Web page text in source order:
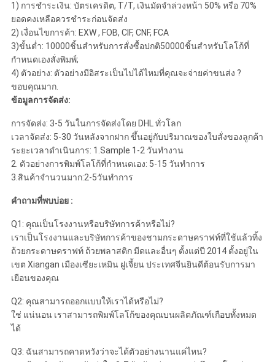
1) การชำระเงิน: บัตรเครดิต, T/T, เงินมัดจำล่วงหน้า 50% หรือ 70%
ยอดคงเหลือควรชำระก่อนจัดส่ง
2) เงื่อนไขการค้า: EXW , FOB, CIF, CNF, FCA
3)ขั้นต่ำ: 10000ชิ้นสำหรับการสั่งซื้อปกติ50000ชิ้นสำหรับโลโก้ที่
กำหนดเองสั่งพิมพ์;
4) ตัวอย่าง: ตัวอย่างมีอิสระเป็นไปได้ไหมที่คุณจะจ่ายค่าขนส่ง ?
ขอบคุณมาก.
ข้อมูลการจัดส่ง:
การจัดส่ง: 3-5 วันในการจัดส่งโดย DHL ทั่วโลก
เวลาจัดส่ง: 5-30 วันหลังจากฝาก ขึ้นอยู่กับปริมาณของใบสั่งของลูกค้า
ระยะเวลาดำเนินการ: 1.Sample 1-2 วันทำงาน
2. ตัวอย่างการพิมพ์โลโก้ที่กำหนดเอง: 5-15 วันทำการ
3.สินค้าจำนวนมาก:2-5วันทำการ
คำถามที่พบบ่อย :
Q1: คุณเป็นโรงงานหรือบริษัทการค้าหรือไม่?
เราเป็นโรงงานและบริษัทการค้าของชามกระดาษคราฟท์ที่ใช้แล้วทิ้ง
ถ้วยกระดาษคราฟท์ ถ้วยพลาสติก มีดและอื่นๆ ตั้งแต่ปี 2014 ตั้งอยู่ใน
เขต Xiangan เมืองเซียะเหมิน ฝูเจี้ยน ประเทศจีนยินดีต้อนรับการมา
เยือนของคุณ
Q2: คุณสามารถออกแบบให้เราได้หรือไม่?
ใช่ แน่นอน เราสามารถพิมพ์โลโก้ของคุณบนผลิตภัณฑ์เกือบทั้งหมด
ได้
Q3: ฉันสามารถคาดหวังว่าจะได้ตัวอย่างนานแค่ไหน?